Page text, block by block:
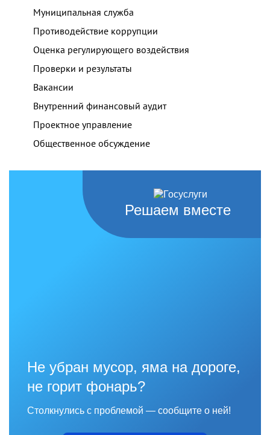
Муниципальная служба
Противодействие коррупции
Оценка регулирующего воздействия
Проверки и результаты
Вакансии
Внутренний финансовый аудит
Проектное управление
Общественное обсуждение
Решаем вместе
Не убран мусор, яма на дороге,
не горит фонарь?
Столкнулись с проблемой — сообщите о ней!